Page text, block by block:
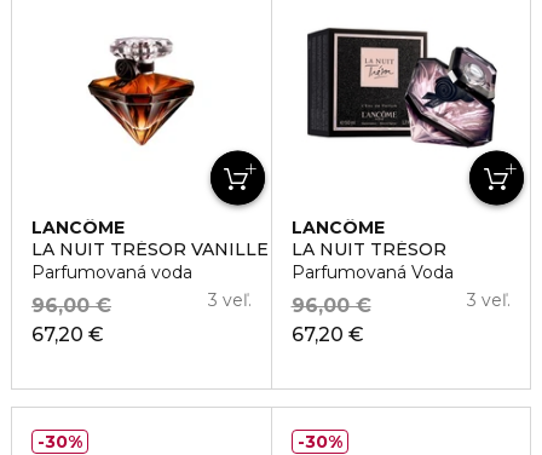
LANCÔME
LA NUIT TRÉSOR VANILLE NOIRE
Parfumovaná voda
67,20 €
96,00 € 3 veľ.
LANCÔME
LA NUIT TRÉSOR
Parfumovaná Voda
67,20 €
96,00 € 3 veľ.
30% 30%